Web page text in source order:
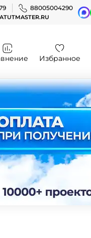
88005004290
Избранное